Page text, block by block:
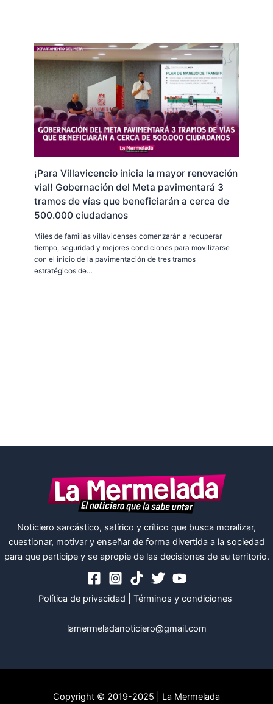
¡Para Villavicencio inicia la mayor renovación
vial! Gobernación del Meta pavimentará 3
tramos de vías que beneficiarán a cerca de
500.000 ciudadanos
Miles de familias villavicenses comenzarán a recuperar
tiempo, seguridad y mejores condiciones para movilizarse
con el inicio de la pavimentación de tres tramos
estratégicos de…
Noticiero sarcástico, satírico y crítico que busca moralizar,
cuestionar, motivar y enseñar de forma divertida a la sociedad
para que participe y se apropie de las decisiones de su territorio.
Política de privacidad Términos y condiciones
lamermeladanoticiero@gmail.com
Copyright © 2019-2025 | La Mermelada